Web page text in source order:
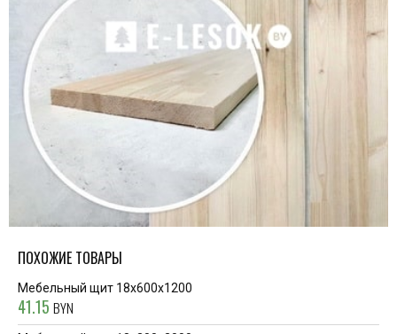
ПОХОЖИЕ ТОВАРЫ
Мебельный щит 18x600x1200
41.15 BYN